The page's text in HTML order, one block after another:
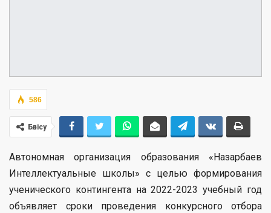
586
Бөлісу
Автономная организация образования «Назарбаев
Интеллектуальные школы» с целью формирования
ученического контингента на 2022-2023 учебный год
объявляет сроки проведения конкурсного отбора